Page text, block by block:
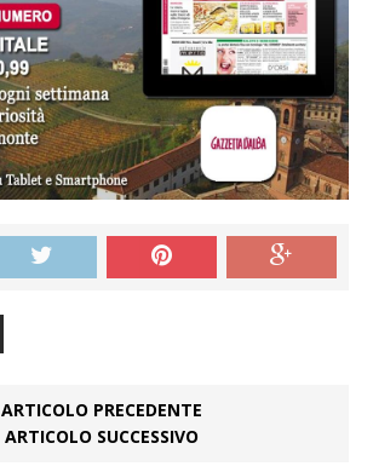
ARTICOLO PRECEDENTE
ARTICOLO SUCCESSIVO